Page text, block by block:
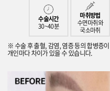
수술시간
30~40분
마취방법
수면마취와
국소마취
※ 수술 후 출혈, 감염, 염증 등의 합병증
개인마다 차이가 있을 수 있습니다.